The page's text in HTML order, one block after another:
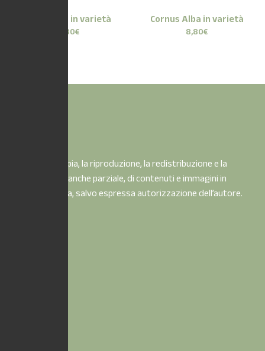
Perovskia in varietà
8,80€
Cornus Alba in varietà
8,80€
È vietata la copia, la riproduzione, la redistribuzione e la
pubblicazione, anche parziale, di contenuti e immagini in
qualsiasi forma, salvo espressa autorizzazione dell’autore.